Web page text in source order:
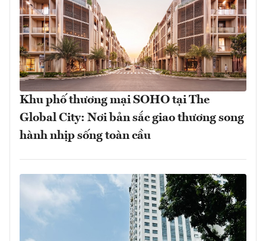
Khu phố thương mại SOHO tại The
Global City: Nơi bản sắc giao thương song
hành nhịp sống toàn cầu